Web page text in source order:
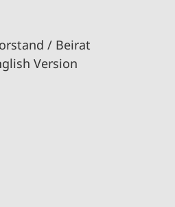
/ Beirat
Version